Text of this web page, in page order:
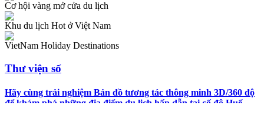
Cơ hội vàng mở cửa du lịch
Khu du lịch Hot ở Việt Nam
VietNam Holiday Destinations
Thư viện số
Hãy cùng trải nghiệm Bản đồ tương tác thông minh 3D/360 độ
để khám phá những địa điểm du lịch hấp dẫn tại cố đô Huế